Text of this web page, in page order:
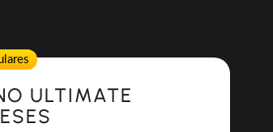
ULTIMATE